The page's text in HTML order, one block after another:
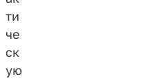
ти
че
ск
ую